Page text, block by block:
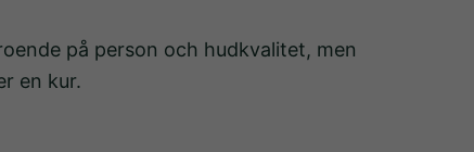
på person och hudkvalitet, men
en kur.